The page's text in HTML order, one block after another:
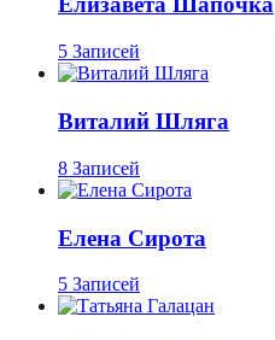
5 Записей
Виталий Шляга
8 Записей
Елена Сирота
5 Записей